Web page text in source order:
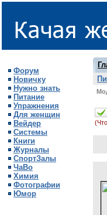
Форум
Новичку
Нужно знать
Питание
Упражнения
Для женщин
Вейдер
Системы
Книги
Журналы
СпортЗалы
ЧаВо
Химия
Фотографии
Юмор